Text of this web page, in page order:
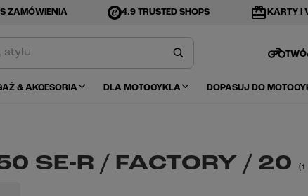
ZAMÓWIENIA 4.9 TRUSTED SHOPS redeem KARTY I
motorcycle
& AKCESORIA DLA MOTOCYKLA DOPASUJ DO
SE-R / FACTORY / 20 (1